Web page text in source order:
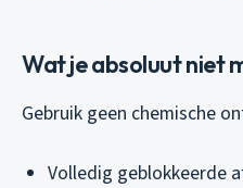
Wat je absoluut niet
Gebruik geen chemische
Volledig geblokkeerde